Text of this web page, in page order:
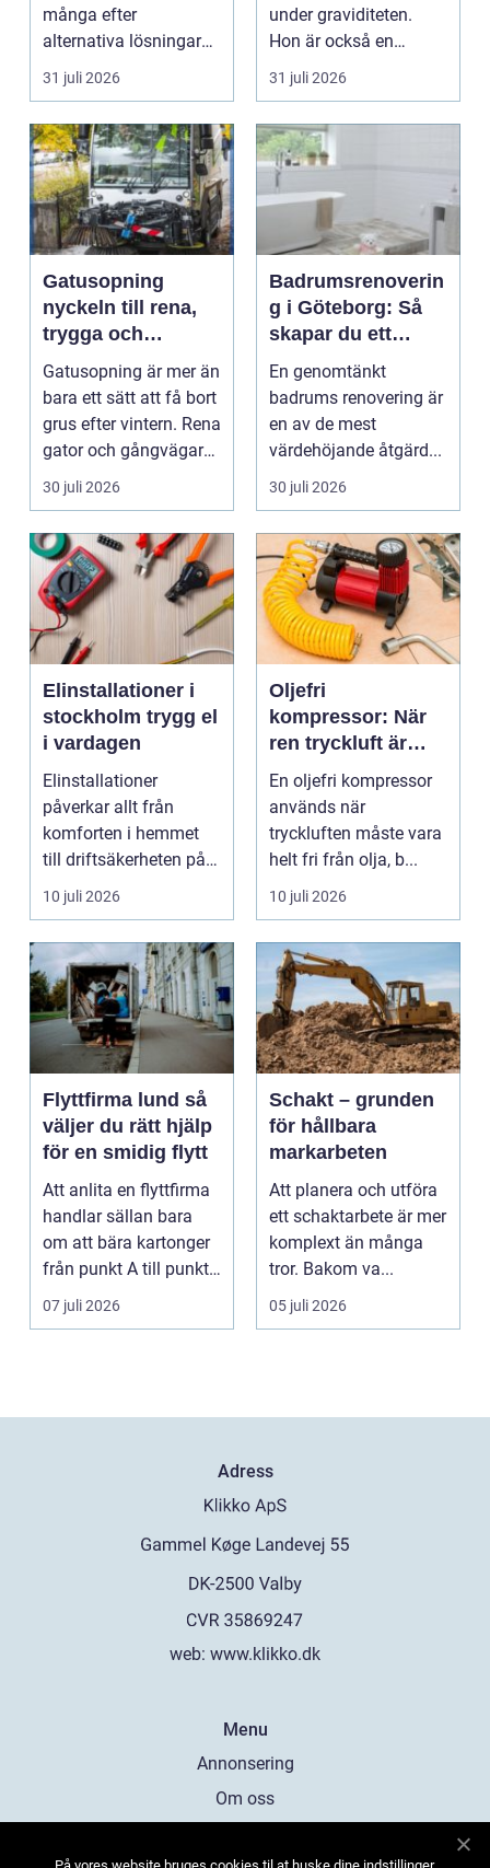
många efter
alternativa lösningar
för...
31 juli 2026
under graviditeten.
Hon är också en
följeslagare genom
fler...
31 juli 2026
Gatusopning
nyckeln till rena,
trygga och
hållbara
stadsmiljöer
Gatusopning är mer än
bara ett sätt att få bort
grus efter vintern. Rena
gator och gångvägar
påverka...
30 juli 2026
Badrumsrenoverin
g i Göteborg: Så
skapar du ett
hållbart och
modernt badrum
En genomtänkt
badrums renovering är
en av de mest
värdehöjande åtgärd...
30 juli 2026
Elinstallationer i
stockholm trygg el
i vardagen
Elinstallationer
påverkar allt från
komforten i hemmet
till driftsäkerheten på
jobbet. I en växande ...
10 juli 2026
Oljefri
kompressor: När
ren tryckluft är
avgörande
En oljefri kompressor
används när
tryckluften måste vara
helt fri från olja, b...
10 juli 2026
Flyttfirma lund så
väljer du rätt hjälp
för en smidig flytt
Att anlita en flyttfirma
handlar sällan bara
om att bära kartonger
från punkt A till punkt
B. För må...
07 juli 2026
Schakt – grunden
för hållbara
markarbeten
Att planera och utföra
ett schaktarbete är mer
komplext än många
tror. Bakom va...
05 juli 2026
Adress
web: www.klikko.dk
Menu
Annonsering
Om oss